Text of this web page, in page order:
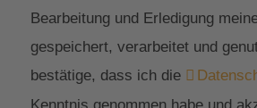
Bearbeitung und Erledigung
gespeichert, verarbeitet und
bestätige, dass ich die